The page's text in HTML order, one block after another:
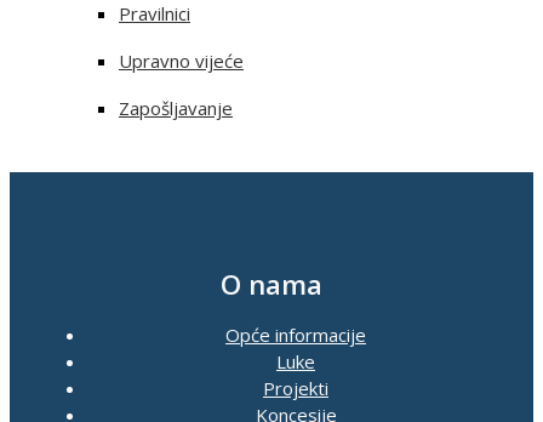
Pravilnici
Upravno vijeće
Zapošljavanje
O nama
Opće informacije
Luke
Projekti
Koncesije